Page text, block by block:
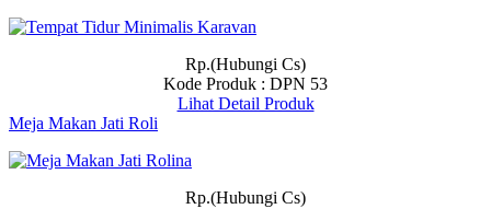
Rp.(Hubungi Cs)
Kode Produk : DPN 53
Lihat Detail Produk
Meja Makan Jati Roli
Rp.(Hubungi Cs)